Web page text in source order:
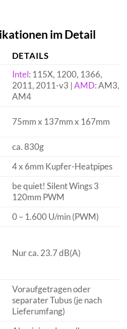
im Detail
DETAILS
Intel: 115X, 1200, 1366,
2011, 2011-v3 | AMD: AM3,
AM4
75mm x 137mm x 167mm
ca. 830g
4 x 6mm Kupfer-Heatpipes
be quiet! Silent Wings 3
120mm PWM
0 – 1.600 U/min (PWM)
Nur ca. 23.7 dB(A)
Voraufgetragen oder
separater Tubus (je nach
Lieferumfang)